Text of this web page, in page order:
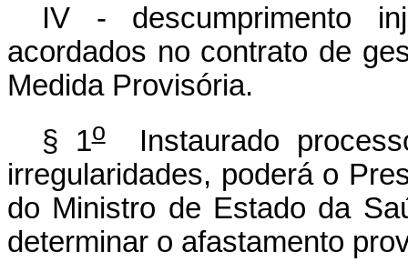
IV - descumprimento
acordados no contrato de
Medida Provisória.
§ 1oInstaurado
irregularidades, poderá o
do Ministro de Estado da
determinar o afastamento